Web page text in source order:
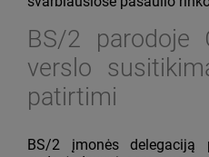
BS/2 parodoje
verslo
patirtimi
BS/2 įmonės delegaciją